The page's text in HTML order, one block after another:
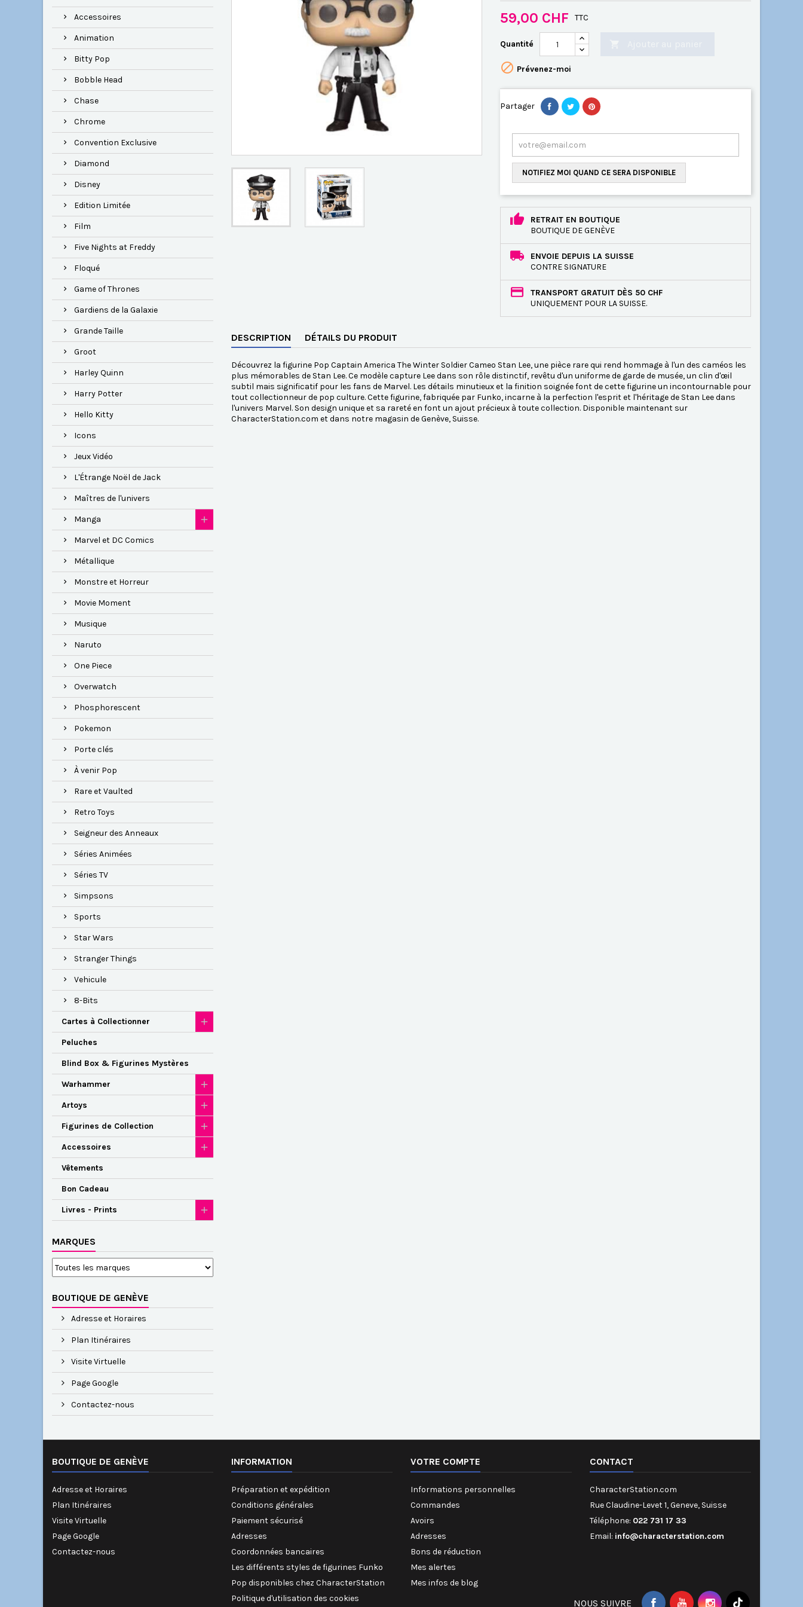
Accessoires
Animation
Bitty Pop
Bobble Head
Chase
Chrome
Convention Exclusive
Diamond
Disney
Edition Limitée
Film
Five Nights at Freddy
Floqué
Game of Thrones
Gardiens de la Galaxie
Grande Taille
Groot
Harley Quinn
Harry Potter
Hello Kitty
Icons
Jeux Vidéo
L'Étrange Noël de Jack
Maîtres de l'univers
Manga
Marvel et DC Comics
Métallique
Monstre et Horreur
Movie Moment
Musique
Naruto
One Piece
Overwatch
Phosphorescent
Pokemon
Porte clés
À venir Pop
Rare et Vaulted
Retro Toys
Seigneur des Anneaux
Séries Animées
Séries TV
Simpsons
Sports
Star Wars
Stranger Things
Vehicule
8-Bits
Cartes à Collectionner
Peluches
Blind Box & Figurines Mystères
Warhammer
Artoys
Figurines de Collection
Accessoires
Vêtements
Bon Cadeau
Livres - Prints
MARQUES
BOUTIQUE DE GENÈVE
Adresse et Horaires
Plan Itinéraires
Visite Virtuelle
Page Google
Contactez-nous
59,00 CHF TTC
Quantité
 Prévenez-moi
Partager
NOTIFIEZ MOI QUAND CE SERA DISPONIBLE
RETRAIT EN BOUTIQUE
BOUTIQUE DE GENÈVE
ENVOIE DEPUIS LA SUISSE
CONTRE SIGNATURE
TRANSPORT GRATUIT DÈS 50 CHF
UNIQUEMENT POUR LA SUISSE.
DESCRIPTION DÉTAILS DU PRODUIT
Découvrez la figurine Pop Captain America The Winter Soldier Cameo Stan Lee, une pièce rare qui rend hommage à l'un des caméos les
plus mémorables de Stan Lee. Ce modèle capture Lee dans son rôle distinctif, revêtu d'un uniforme de garde de musée, un clin d'œil
subtil mais significatif pour les fans de Marvel. Les détails minutieux et la finition soignée font de cette figurine un incontournable pour
tout collectionneur de pop culture. Cette figurine, fabriquée par Funko, incarne à la perfection l'esprit et l'héritage de Stan Lee dans
l'univers Marvel. Son design unique et sa rareté en font un ajout précieux à toute collection. Disponible maintenant sur
CharacterStation.com et dans notre magasin de Genève, Suisse.
BOUTIQUE DE GENÈVE
Adresse et Horaires
Plan Itinéraires
Visite Virtuelle
Page Google
Contactez-nous
INFORMATION
Préparation et expédition
Conditions générales
Paiement sécurisé
Adresses
Coordonnées bancaires
Les différents styles de figurines Funko
Pop disponibles chez CharacterStation
Politique d'utilisation des cookies
VOTRE COMPTE
Informations personnelles
Commandes
Avoirs
Adresses
Bons de réduction
Mes alertes
Mes infos de blog
CONTACT
CharacterStation.com
Rue Claudine-Levet 1, Geneve, Suisse
Téléphone: 022 731 17 33
Email: info@characterstation.com
NOUS SUIVRE